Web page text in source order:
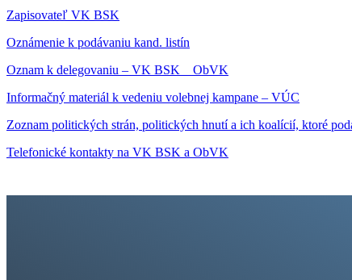
Zapisovateľ VK BSK
Oznámenie k podávaniu kand. listín
Oznam k delegovaniu – VK BSK _ ObVK
Informačný materiál k vedeniu volebnej kampane – VÚC
Zoznam politických strán, politických hnutí a ich koalícií, ktoré
Telefonické kontakty na VK BSK a ObVK